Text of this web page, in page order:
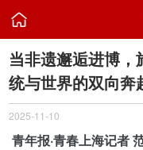

当非遗邂逅进博，
统与世界的双向奔
2025-11-10
青年报·青春上海记者